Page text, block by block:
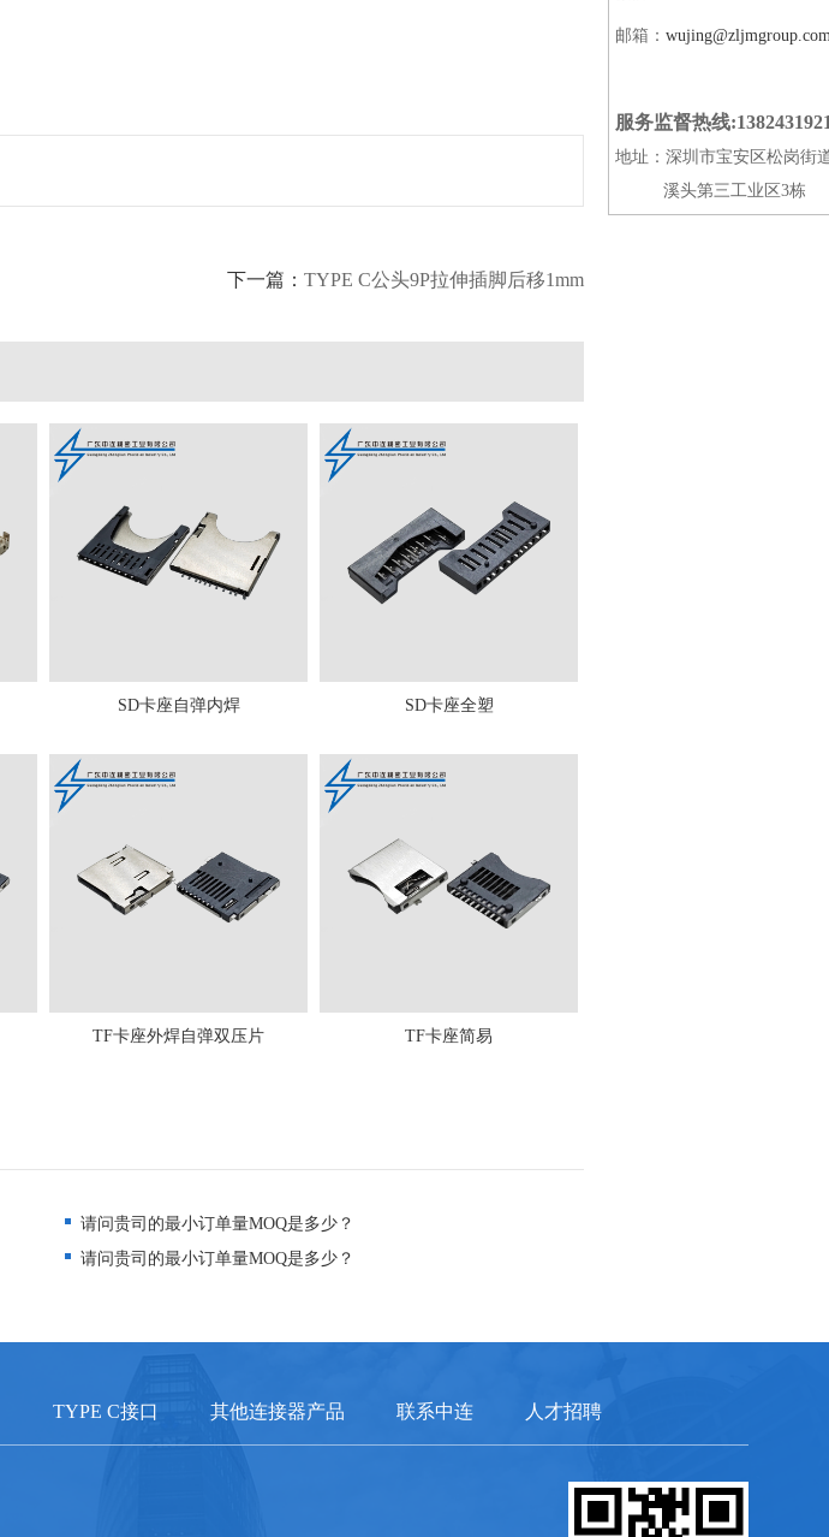
下一篇： TYPE C公头9P拉伸插脚后移1mm
SD卡座自弹内焊 SD卡座全塑
TF卡座外焊自弹双压片 TF卡座简易
请问贵司的最小订单量MOQ是多少？
请问贵司的最小订单量MOQ是多少？
邮箱：
服务监督热线
地址：深圳市宝安区松岗街
溪头第三工业区3栋
TYPE C接口 其他连接器产品 联系中连 人才招聘